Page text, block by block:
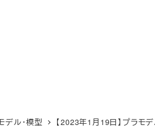
デル・模型 【2023年1月19日】プラモ